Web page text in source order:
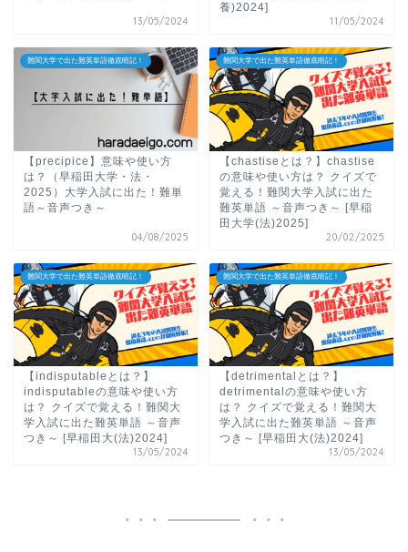
13/05/2024
養)2024]
11/05/2024
難関大学で出た難英単語徹底暗記！
【precipice】意味や使い方
は？（早稲田大学・法・
2025）大学入試に出た！難単
語～音声つき～
04/08/2025
難関大学で出た難英単語徹底暗記！
【chastiseとは？】chastise
の意味や使い方は？ クイズで
覚える！難関大学入試に出た
難英単語 ～音声つき～ [早稲
田大学(法)2025]
20/02/2025
難関大学で出た難英単語徹底暗記！
【indisputableとは？】
indisputableの意味や使い方
は？ クイズで覚える！難関大
学入試に出た難英単語 ～音声
つき～ [早稲田大(法)2024]
13/05/2024
難関大学で出た難英単語徹底暗記！
【detrimentalとは？】
detrimentalの意味や使い方
は？ クイズで覚える！難関大
学入試に出た難英単語 ～音声
つき～ [早稲田大(法)2024]
13/05/2024